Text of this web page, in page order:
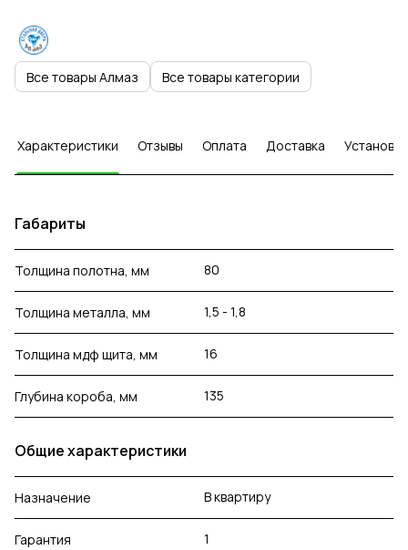
Все товары Алмаз Все товары категории
Характеристики Отзывы Оплата Доставка Установка
Габариты
Толщина полотна, мм 80
Толщина металла, мм 1,5 - 1,8
Толщина мдф щита, мм 16
Глубина короба, мм 135
Общие характеристики
Назначение В квартиру
Гарантия 1